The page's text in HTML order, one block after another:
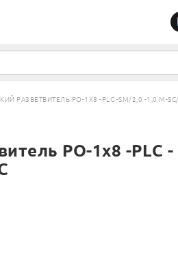
РАЗВЕТВИТЕЛЬ РО-1Х8 -PLC -SM/2,0 -1,0 М-SC/
РО-1х8 -PLC -